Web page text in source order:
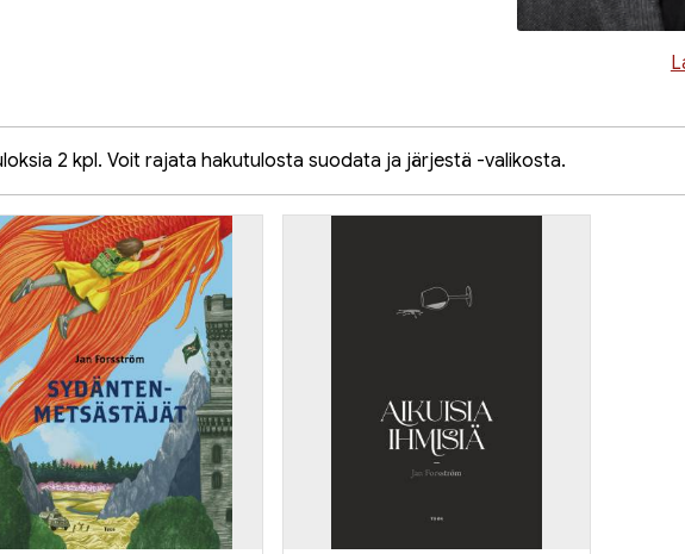
2 kpl. Voit rajata hakutulosta suodata ja järjestä -valikosta.